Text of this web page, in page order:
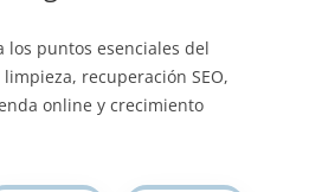
los puntos esenciales del
recuperación SEO,
online y crecimiento